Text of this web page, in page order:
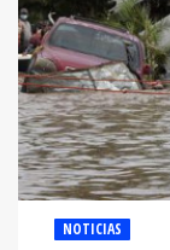
NOTICIAS